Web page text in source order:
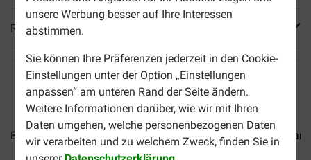
unsere Werbung besser auf Ihre Interessen
abstimmen.
Sie können Ihre Präferenzen jederzeit in den Cookie-
Einstellungen unter der Option „Einstellungen
anpassen“ am unteren Rand der Seite ändern.
Weitere Informationen darüber, wie wir mit Ihren
Daten umgehen, welche personenbezogenen Daten
wir verarbeiten und zu welchem Zweck, finden Sie in
Reviews
Brekz Snacks - Pure Würste... Brekz Snacks -